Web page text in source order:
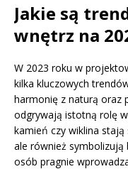
Jakie są
wnętrz na
W 2023 roku w
kilka kluczowych
harmonię z naturą oraz
odgrywają istotną rolę
kamień czy wiklina
ale również
osób pragnie